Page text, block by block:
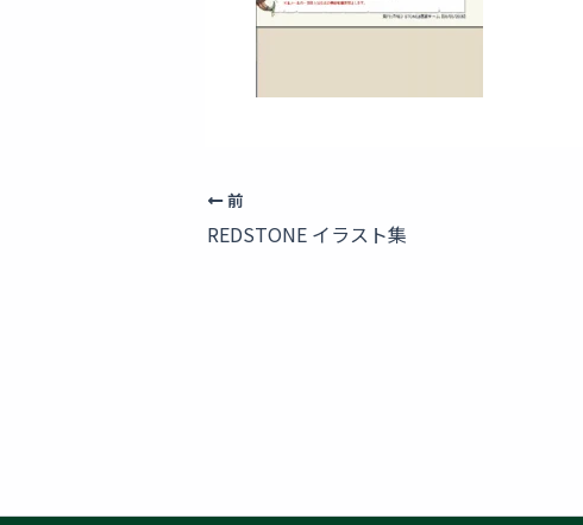
前
REDSTONE イラスト集